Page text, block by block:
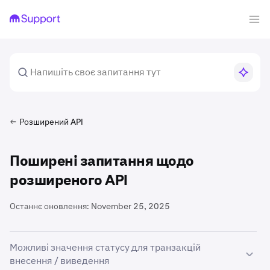
Розширений API
Поширені запитання щодо
розширеного API
Останнє оновлення: November 25, 2025
Можливі значення статусу для транзакцій
внесення / виведення